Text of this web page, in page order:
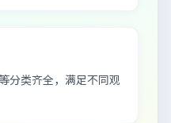
分类齐全，满足不同观